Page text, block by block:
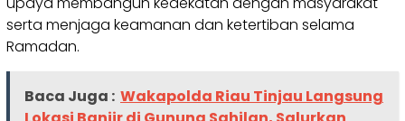
serta menjaga keamanan dan ketertiban selama
Ramadan.
Baca Juga : Wakapolda Riau Tinjau Langsung